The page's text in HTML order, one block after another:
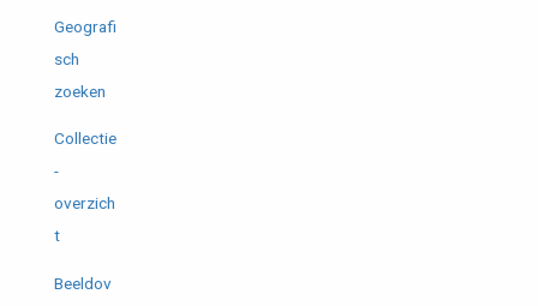
Geografi
sch
zoeken
Collectie
-
overzich
t
Beeldov